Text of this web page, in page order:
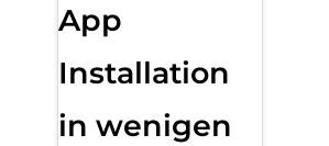
App
Installation
in wenigen